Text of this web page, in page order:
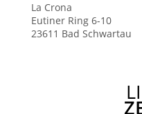
La Crona
Eutiner Ring 6-10
23611 Bad Schwartau